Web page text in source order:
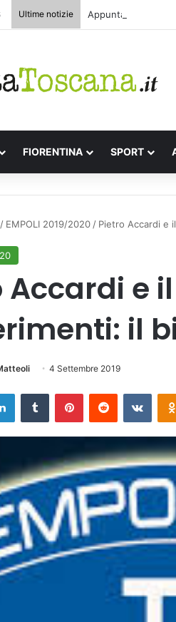
Ultime notizie Appuntamenti
FIORENTINA SPORT
/ EMPOLI 2019/2020 / Pietro Accardi e
Accardi e
il
4 Settembre 2019